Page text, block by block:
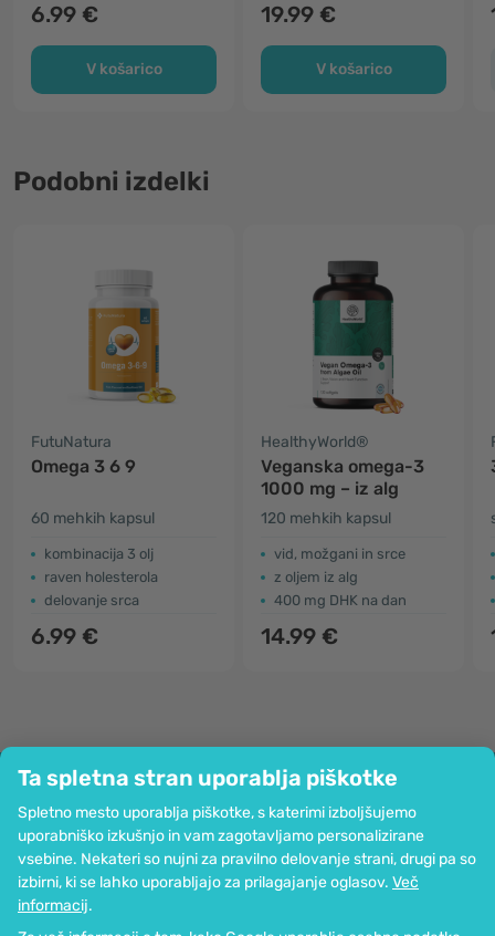
Ta spletna stran uporablja piškotke
Spletno mesto uporablja piškotke, s katerimi izboljšujemo
uporabniško izkušnjo in vam zagotavljamo personalizirane
vsebine. Nekateri so nujni za pravilno delovanje strani, drugi pa so
izbirni, ki se lahko uporabljajo za prilagajanje oglasov. Več
informacij.
6.99 €
V košarico
19.99 €
V košarico
Podobni izdelki
FutuNatura
Omega 3 6 9
60 mehkih kapsul
kombinacija 3 olj
​raven holesterola
delovanje srca
6.99 €
HealthyWorld®
Veganska omega-3
1000 mg – iz alg
120 mehkih kapsul
vid, možgani in srce
z oljem iz alg
400 mg DHK na dan
14.99 €
Podjetje
Informacije
Pridružite se nam
Pomoč in naročila